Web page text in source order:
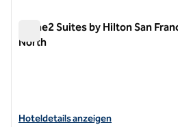
Home2 Suites by Hilton San
North
Hoteldetails für Home2 Suites by
Hoteldetails anzeigen